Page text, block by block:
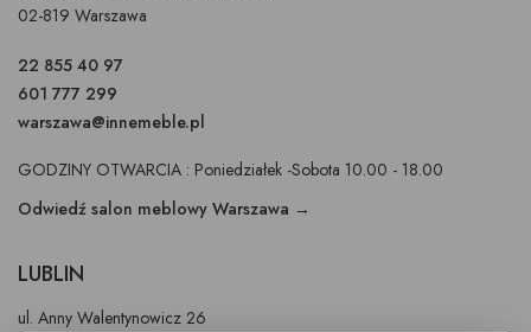
02-819 Warszawa
22 855 40 97
601 777 299
warszawa@innemeble.pl
GODZINY OTWARCIA : Poniedziałek -Sobota 10.00 - 18.00
Odwiedź salon meblowy Warszawa →
LUBLIN
ul. Anny Walentynowicz 26